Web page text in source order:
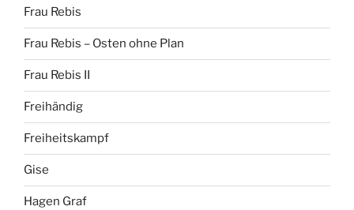
Frau Rebis
Frau Rebis – Osten ohne Plan
Frau Rebis II
Freihändig
Freiheitskampf
Gise
Hagen Graf